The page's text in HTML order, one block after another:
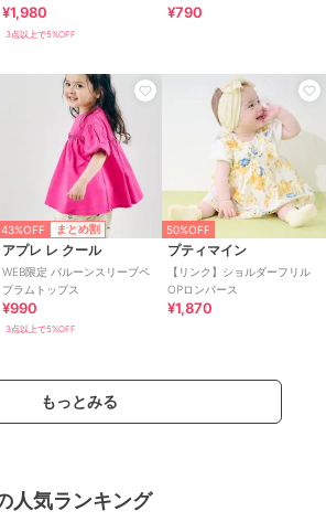
¥1,980
3点以上で5%OFF
¥790
43%OFF まとめ割
アプレ レ クール
WEB限定 バルーンスリーブペ
プラムトップス
¥990
3点以上で5%OFF
50%OFF
プティマイン
【リンク】ショルダーフリル
OPロンパース
¥1,870
もっとみる
人気ランキング